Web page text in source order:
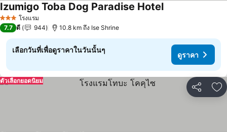
3 ดาว โรงแรม
Izumigo Toba Dog Paradise Hotelดูราคา
7.7 ดี 944 10.8 km ถึง Ise Shrine
เลือกวันที่เพื่อดูราคาในวันนั้นๆ
ดูราคา
แชร์ เ
ตัวเลือกยอดนิยม